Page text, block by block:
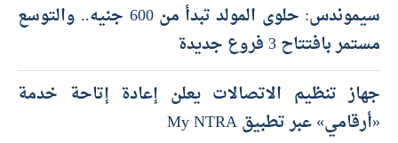
سيموندس: حلوى المولد تبدأ من 600 جنيه.. والتوسع
مستمر بافتتاح 3 فروع جديدة
جهاز تنظيم الاتصالات يعلن إعادة إتاحة خدمة
«أرقامي» عبر تطبيق My NTRA